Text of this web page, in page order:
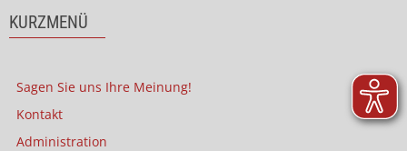
KURZMENÜ
Sagen Sie uns Ihre Meinung!
Kontakt
Administration